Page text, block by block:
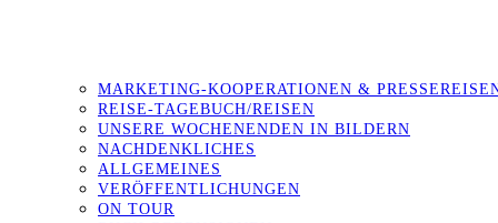
MARKETING-KOOPERATIONEN &
REISE-TAGEBUCH/REISEN
UNSERE WOCHENENDEN IN BILDERN
NACHDENKLICHES
ALLGEMEINES
VERÖFFENTLICHUNGEN
ON TOUR